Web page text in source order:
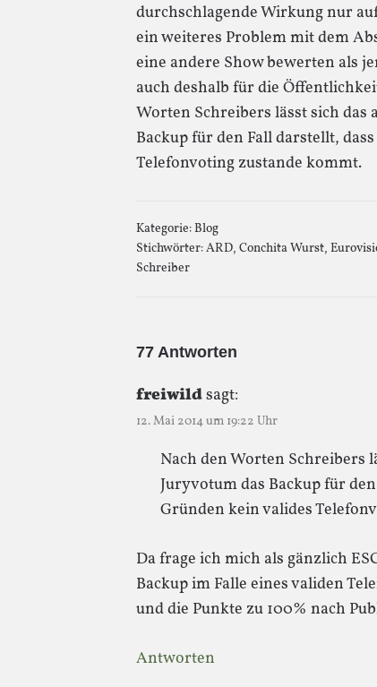
durchschlagende Wirkung nur
ein weiteres Problem mit dem
eine andere Show bewerten als
auch deshalb für die
Worten Schreibers lässt sich das
Backup für den Fall darstellt,
Telefonvoting zustande kommt.
Kategorie:Blog
Stichwörter:ARD, Conchita Wurst,
Schreiber
77 Antworten
freiwildsagt:
12. Mai 2014 um 19:22 Uhr
Nach den Worten Schreibers
Juryvotum das Backup für
Gründen kein valides
Da frage ich mich als gänzlich
Backup im Falle eines validen
und die Punkte zu 100% nach
Antworten